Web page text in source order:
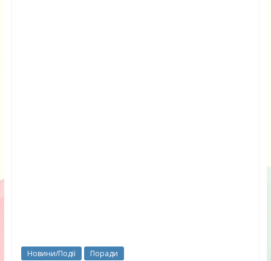
Новини/Події Поради